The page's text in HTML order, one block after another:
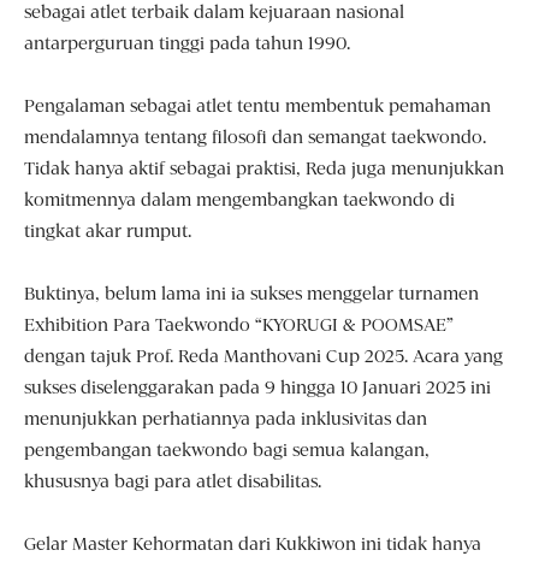
sebagai atlet terbaik dalam kejuaraan nasional
antarperguruan tinggi pada tahun 1990.
Pengalaman sebagai atlet tentu membentuk pemahaman
mendalamnya tentang filosofi dan semangat taekwondo.
Tidak hanya aktif sebagai praktisi, Reda juga menunjukkan
komitmennya dalam mengembangkan taekwondo di
tingkat akar rumput.
Buktinya, belum lama ini ia sukses menggelar turnamen
Exhibition Para Taekwondo “KYORUGI & POOMSAE”
dengan tajuk Prof. Reda Manthovani Cup 2025. Acara yang
sukses diselenggarakan pada 9 hingga 10 Januari 2025 ini
menunjukkan perhatiannya pada inklusivitas dan
pengembangan taekwondo bagi semua kalangan,
khususnya bagi para atlet disabilitas.
Gelar Master Kehormatan dari Kukkiwon ini tidak hanya